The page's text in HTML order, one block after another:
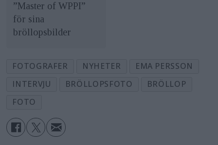
”Master of WPPI”
för sina
bröllopsbilder
FOTOGRAFER NYHETER
EMA PERSSON
INTERVJU
BRÖLLOPSFOTO
BRÖLLOP
FOTO